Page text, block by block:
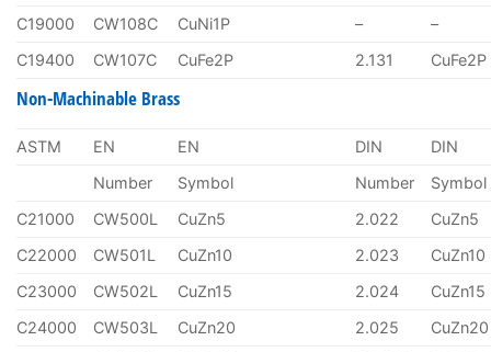
C19000
CW108C CuNi1P –
–
C19400
CW107C CuFe2P 2.131 CuFe2P
Non-Machinable Brass
ASTM EN EN DIN
DIN
Number
Symbol Number
Symbol
C21000
CW500L CuZn5 2.022
CuZn5
C22000
CW501L CuZn10 2.023
CuZn10
C23000
CW502L CuZn15 2.024
CuZn15
C24000
CW503L CuZn20 2.025
CuZn20